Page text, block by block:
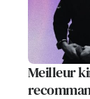
Meilleur